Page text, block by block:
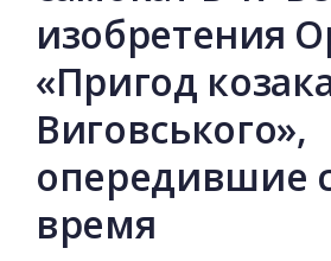
изобретения
«Пригод
Виговського»,
опередившие
время